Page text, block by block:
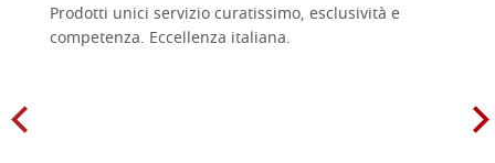
Prodotti unici servizio curatissimo, esclusività e
competenza. Eccellenza italiana.